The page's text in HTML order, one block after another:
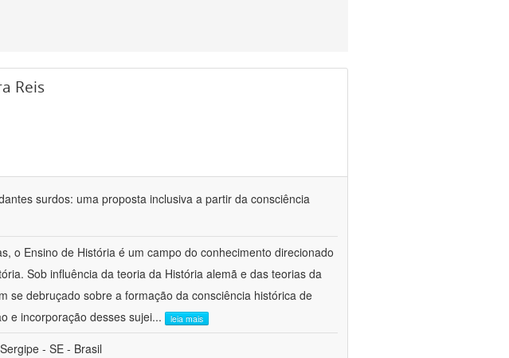
Reis
surdos: uma proposta inclusiva a partir da consciência
o Ensino de História é um campo do conhecimento direcionado
Sob influência da teoria da História alemã e das teorias da
se debruçado sobre a formação da consciência histórica de
e incorporação desses sujei... leia mais
- SE - Brasil